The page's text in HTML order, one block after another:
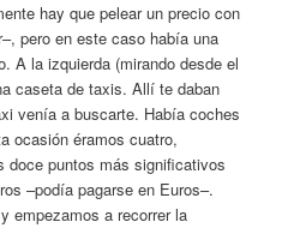
hay que pelear un precio con
pero en este caso había una
A la izquierda (mirando desde el
caseta de taxis. Allí te daban
venía a buscarte. Había coches
ocasión éramos cuatro,
doce puntos más significativos
–podía pagarse en Euros–.
empezamos a recorrer la